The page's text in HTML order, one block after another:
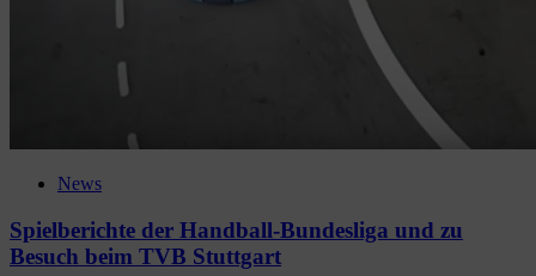
News
Spielberichte der Handball-Bundesliga und zu
Besuch beim TVB Stuttgart